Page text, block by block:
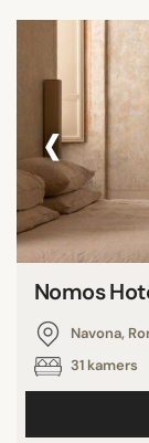
‹
Nomos
Navona,
31 kamers